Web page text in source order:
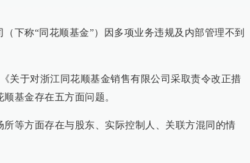
下称“同花顺基金”）因多项业务违规及内部管理不到
关于对浙江同花顺基金销售有限公司采取责令改正措
基金存在五方面问题。
等方面存在与股东、实际控制人、关联方混同的情